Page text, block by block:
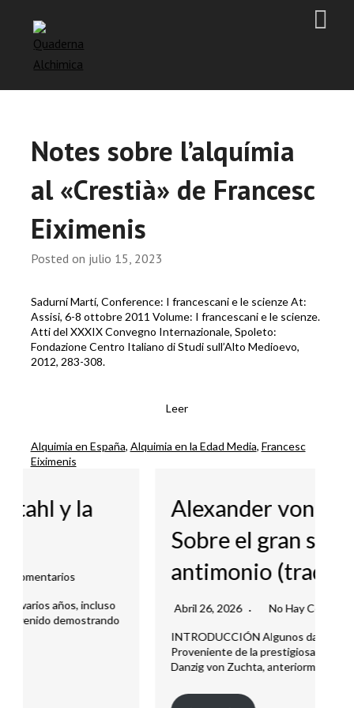
Notes sobre l’alquímia
al «Crestià» de Francesc
Eiximenis
Posted on julio 15, 2023
Sadurní Martí, Conference: I francescani e le scienze At:
Assisi, 6-8 ottobre 2011 Volume: I francescani e le scienze.
Atti del XXXIX Convegno Internazionale, Spoleto:
Fondazione Centro Italiano di Studi sull’Alto Medioevo,
2012, 283-308.
Leer
Alquimia en España, Alquimia en la Edad Media, Francesc
Eiximenis
Alexander von Süchten.
Sobre el gran secreto del
antimonio (traducción).
Abril 26, 2026 No Hay Comentarios
INTRODUCCIÓN Algunos datos biográficos.
Proveniente de la prestigiosa familia patricia de
Danzig von Zuchta, anteriormente…